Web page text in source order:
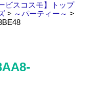
ビスコスモ】トップ
> ～パーティー～ >